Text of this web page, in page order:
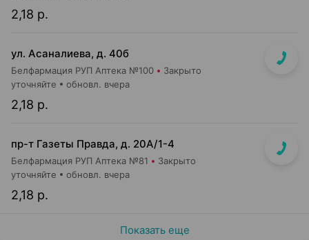
2,18 р.
ул. Асаналиева, д. 40б
Белфармация РУП Аптека №100 Закрыто
2,18 р.
уточняйте обновл. вчера
пр-т Газеты Правда, д. 20A/1-4
Белфармация РУП Аптека №81 Закрыто
2,18 р.
уточняйте обновл. вчера
Показать еще